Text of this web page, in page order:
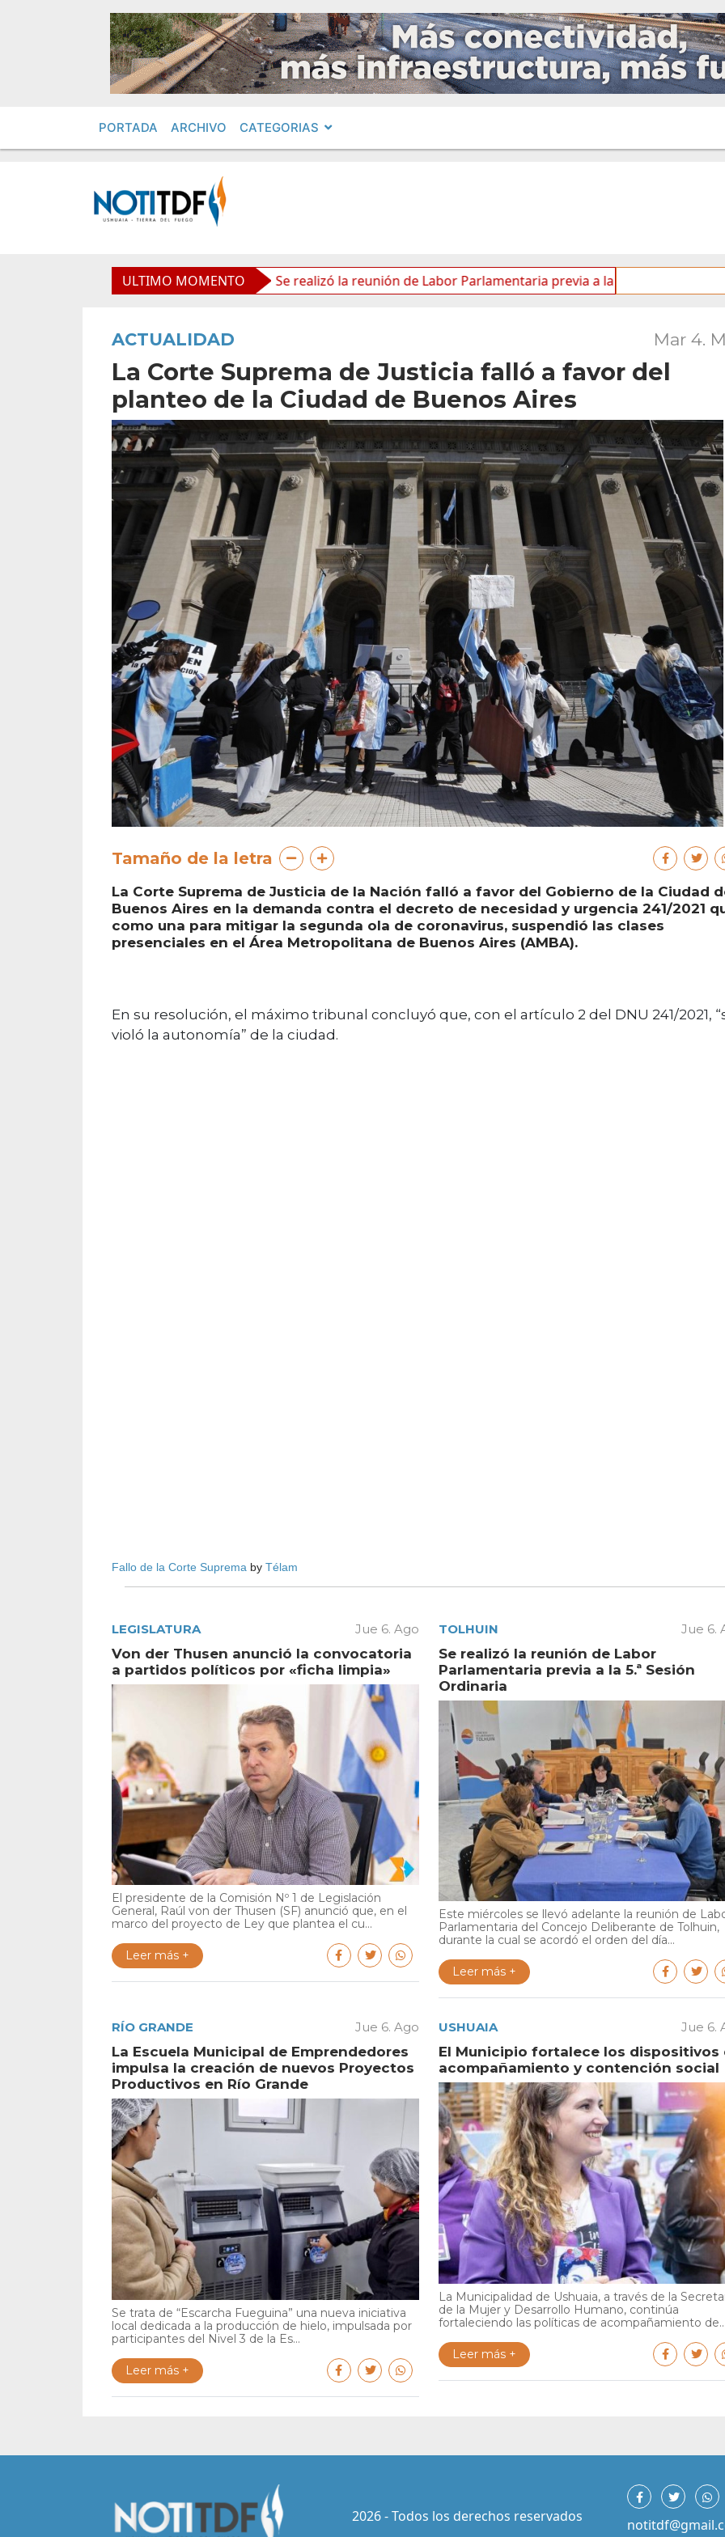
PORTADA ARCHIVO CATEGORIAS
ULTIMO MOMENTO
políticos por «ficha limpia» Se realizó la reunión de Labor Parlamentaria previa a la 5.ª Sesión Ordinaria
ACTUALIDAD Mar 4.
La Corte Suprema de Justicia falló a favor del
planteo de la Ciudad de Buenos Aires
Tamaño de la letra
La Corte Suprema de Justicia de la Nación falló a favor del Gobierno de la Ciudad
Buenos Aires en la demanda contra el decreto de necesidad y urgencia 241/2021
como una para mitigar la segunda ola de coronavirus, suspendió las clases
presenciales en el Área Metropolitana de Buenos Aires (AMBA).
En su resolución, el máximo tribunal concluyó que, con el artículo 2 del DNU 241/2021,
violó la autonomía” de la ciudad.
Fallo de la Corte Suprema by Télam
LEGISLATURA Jue 6. Ago
Von der Thusen anunció la convocatoria
a partidos políticos por «ficha limpia»
El presidente de la Comisión Nº 1 de Legislación
General, Raúl von der Thusen (SF) anunció que, en el
marco del proyecto de Ley que plantea el cu...
Leer más +
TOLHUIN Jue 6.
Se realizó la reunión de Labor
Parlamentaria previa a la 5.ª Sesión
Ordinaria
Este miércoles se llevó adelante la reunión de
Parlamentaria del Concejo Deliberante de Tolhuin,
durante la cual se acordó el orden del día...
Leer más +
RÍO GRANDE Jue 6. Ago
La Escuela Municipal de Emprendedores
impulsa la creación de nuevos Proyectos
Productivos en Río Grande
Se trata de “Escarcha Fueguina” una nueva iniciativa
local dedicada a la producción de hielo, impulsada por
participantes del Nivel 3 de la Es...
Leer más +
USHUAIA Jue 6.
El Municipio fortalece los dispositivos
acompañamiento y contención social
La Municipalidad de Ushuaia, a través de la
de la Mujer y Desarrollo Humano, continúa
fortaleciendo las políticas de acompañamiento
Leer más +
2026 - Todos los derechos reservados